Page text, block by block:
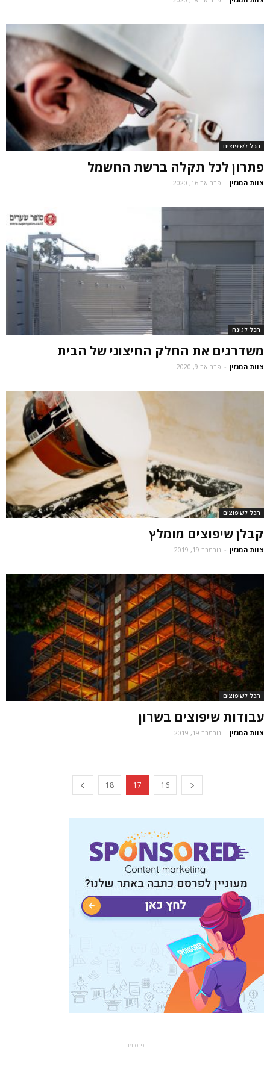
הכל לשיפוצים
פתרון לכל תקלה ברשת החשמל
צוות המגזין - פברואר 16, 2020
הכל לגינה
משדרגים את החלק החיצוני של הבית
צוות המגזין - פברואר 9, 2020
הכל לשיפוצים
קבלן שיפוצים מומלץ
צוות המגזין - נובמבר 19, 2019
הכל לשיפוצים
עבודות שיפוצים בשרון
צוות המגזין - נובמבר 19, 2019
16
17
18
- פרסומת -